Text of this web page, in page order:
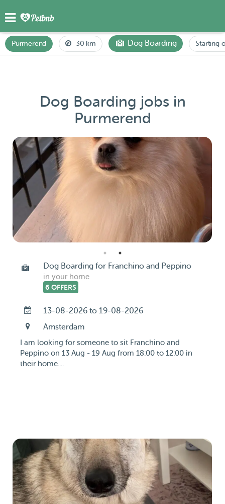
Purmerend 30 km Dog Boarding Starting
Dog Boarding jobs in
Purmerend
Dog Boarding for Franchino and Peppino
in your home
6 OFFERS
13-08-2026 to 19-08-2026
Amsterdam
I am looking for someone to sit Franchino and
Peppino on 13 Aug - 19 Aug from 18:00 to 12:00 in
their home....